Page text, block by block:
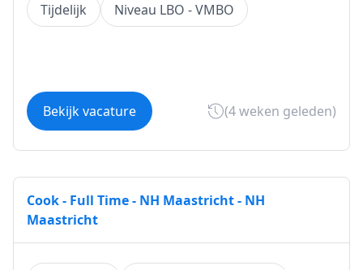
Tijdelijk
Niveau LBO - VMBO
Bekijk vacature (4 weken geleden)
Cook - Full Time - NH Maastricht - NH
Maastricht